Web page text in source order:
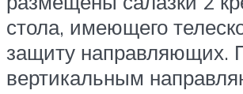
стола, имеющего
защиту направляющих.
вертикальным